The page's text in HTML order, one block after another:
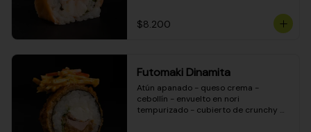
$8.200
Futomaki Dinamita
Atún apanado - queso crema -
cebollín - envuelto en nori
tempurizado - cubierto de crunchy